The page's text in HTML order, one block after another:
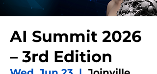
AI Summit 2026
– 3rd Edition